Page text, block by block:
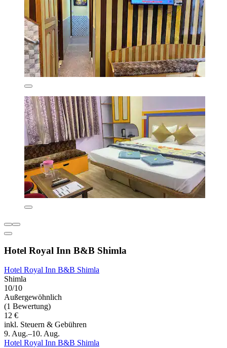
Hotel Royal Inn B&B Shimla
Hotel Royal Inn B&B Shimla
Shimla
10/10
Außergewöhnlich
(1 Bewertung)
12 €
inkl. Steuern & Gebühren
9. Aug.–10. Aug.
Hotel Royal Inn B&B Shimla